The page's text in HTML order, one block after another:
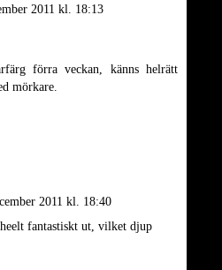
2011 kl. 18:13
förra veckan, känns helrätt
mörkare.
2011 kl. 18:40
fantastiskt ut, vilket djup